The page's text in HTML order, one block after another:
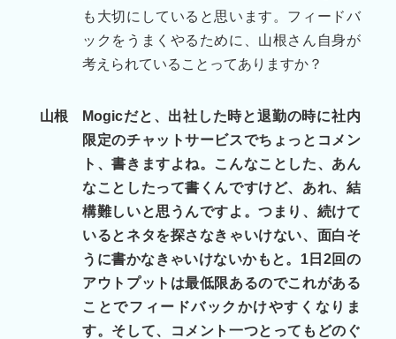
も大切にしていると思います。フィードバ
ックをうまくやるために、山根さん自身が
考えられていることってありますか？
山根
Mogicだと、出社した時と退勤の時に社内
限定のチャットサービスでちょっとコメン
ト、書きますよね。こんなことした、あん
なことしたって書くんですけど、あれ、結
構難しいと思うんですよ。つまり、続けて
いるとネタを探さなきゃいけない、面白そ
うに書かなきゃいけないかもと。1日2回の
アウトプットは最低限あるのでこれがある
ことでフィードバックかけやすくなりま
す。そして、コメント一つとってもどのぐ